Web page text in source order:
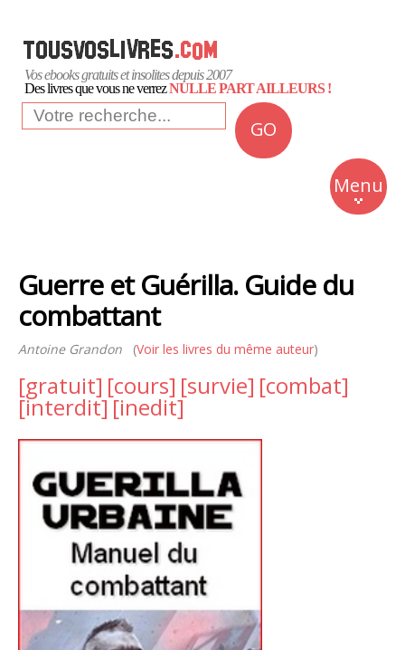
Vos ebooks gratuits et insolites depuis 2007
Des livres que vous ne verrezNULLE PART AILLEURS !
GO
Menu
Insolite
Business
Culture
Guerre et Guérilla. Guide du
combattant
Antoine Grandon (Voir les livres du même auteur)
[gratuit] [cours] [survie] [combat]
[interdit][inedit]